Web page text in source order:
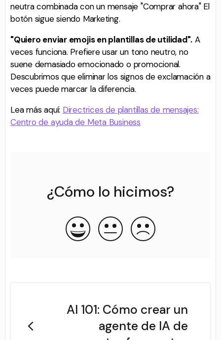
neutra combinada con un mensaje "Comprar ahora" El
botón sigue siendo Marketing.
"Quiero enviar emojis en plantillas de utilidad". A
veces funciona. Prefiere usar un tono neutro, no
suene demasiado emocionado o promocional.
Descubrimos que eliminar los signos de exclamación a
veces puede marcar la diferencia.
Lea más aquí: Directrices de plantillas de mensajes:
Centro de ayuda de Meta Business
¿Cómo lo hicimos?
AI 101: Cómo crear un
agente de IA de